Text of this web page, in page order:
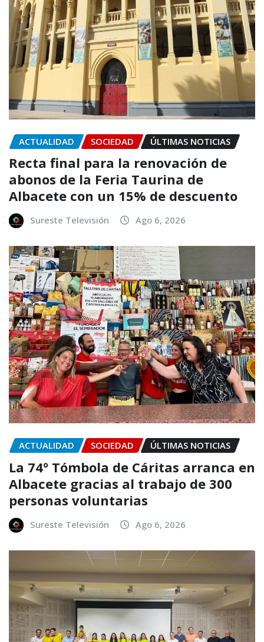
ACTUALIDAD SOCIEDAD ÚLTIMAS NOTICIAS
Recta final para la renovación de
abonos de la Feria Taurina de
Albacete con un 15% de descuento
Sureste Televisión Ago 6, 2026
ACTUALIDAD SOCIEDAD ÚLTIMAS NOTICIAS
La 74º Tómbola de Cáritas arranca en
Albacete gracias al trabajo de 300
personas voluntarias
Sureste Televisión Ago 6, 2026